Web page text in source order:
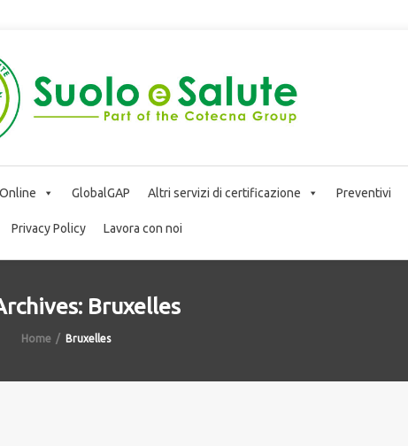
GlobalGAP Altri servizi di certificazione Preventivi
Privacy Policy Lavora con noi
Bruxelles
Home Bruxelles